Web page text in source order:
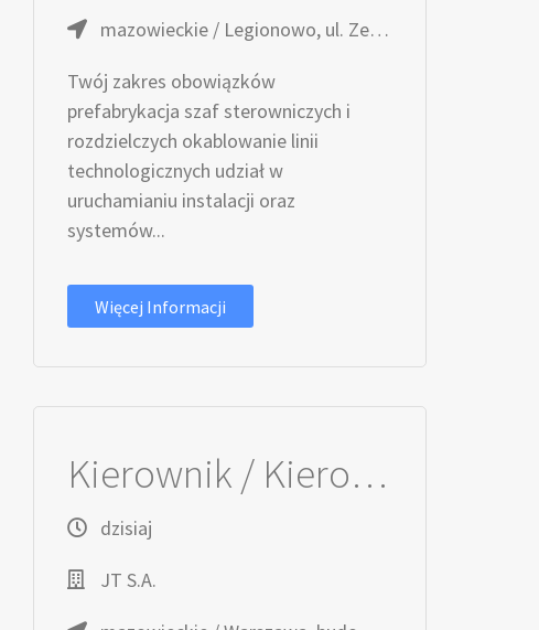
mazowieckie / Legionowo, ul. Zegrzyńska 4
Twój zakres obowiązków
prefabrykacja szaf sterowniczych i
rozdzielczych okablowanie linii
technologicznych udział w
uruchamianiu instalacji oraz
systemów...
Więcej Informacji
Kierownik / Kierowniczka Robót w Specjalności Instalacyjnej (m/k)
dzisiaj
JT S.A.